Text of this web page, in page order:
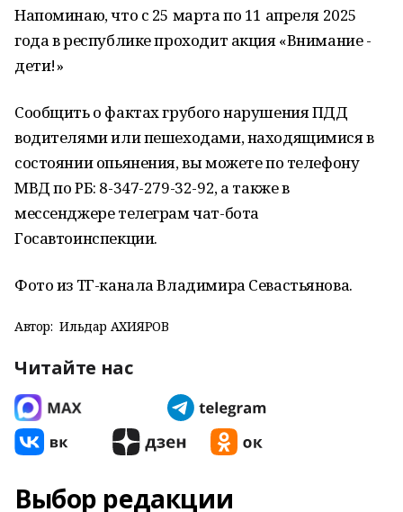
Напоминаю, что с 25 марта по 11 апреля 2025
года в республике проходит акция «Внимание -
дети!»
Сообщить о фактах грубого нарушения ПДД
водителями или пешеходами, находящимися в
состоянии опьянения, вы можете по телефону
МВД по РБ: 8-347-279-32-92, а также в
мессенджере телеграм чат-бота
Госавтоинспекции.
Фото из ТГ-канала Владимира Севастьянова.
Автор: Ильдар АХИЯРОВ
Читайте нас
Выбор редакции